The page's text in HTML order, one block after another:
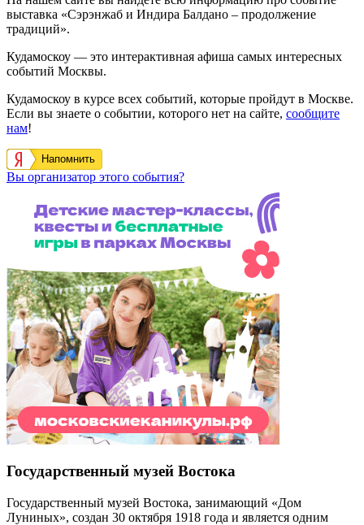
выставка «Сэрэнжаб и Индира Балдано – продолжение
традиций».
Кудамоскоу — это интерактивная афиша самых интересных
событий Москвы.
Кудамоскоу в курсе всех событий, которые пройдут в Москве.
Если вы знаете о событии, которого нет на сайте, сообщите
нам!
Напомнить
Вы организатор этого события?
Государственный музей Востока
Государственный музей Востока, занимающий «Дом
Луниных», создан 30 октября 1918 года и является одним